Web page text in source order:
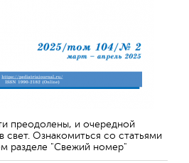
преодолены, и очередной
свет. Ознакомиться со статьями
разделе "Свежий номер"